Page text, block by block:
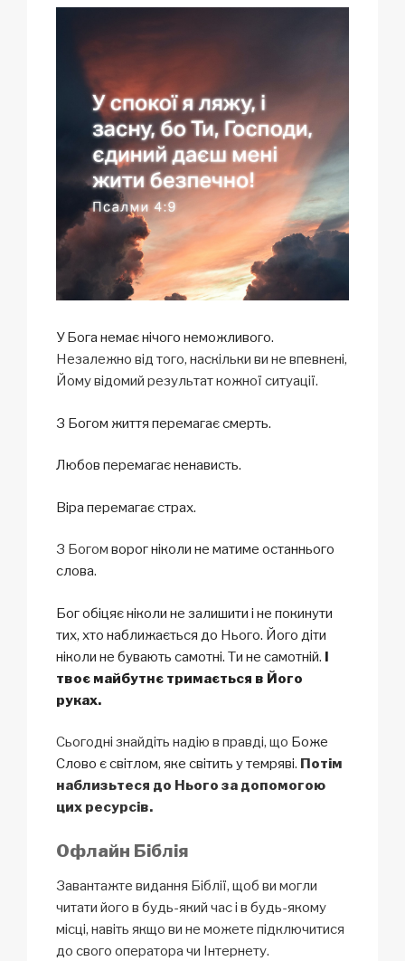
У Бога немає нічого неможливого.
Незалежно від того, наскільки ви не впевнені,
Йому відомий результат кожної ситуації.
З Богом життя перемагає смерть.
Любов перемагає ненависть.
Віра перемагає страх.
З Богом ворог ніколи не матиме останнього
слова.
Бог обіцяє ніколи не залишити і не покинути
тих, хто наближається до Нього. Його діти
ніколи не бувають самотні. Ти не самотній. І
твоє майбутнє тримається в Його
руках.
Сьогодні знайдіть надію в правді, що Боже
Слово є світлом, яке світить у темряві. Потім
наблизьтеся до Нього за допомогою
цих ресурсів.
Офлайн Біблія
Завантажте видання Біблії, щоб ви могли
читати його в будь-який час і в будь-якому
місці, навіть якщо ви не можете підключитися
до свого оператора чи Інтернету.